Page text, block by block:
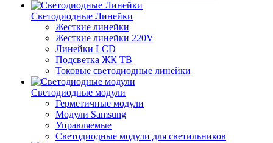
Светодиодные Линейки
Жесткие линейки
Жесткие линейки 220V
Линейки LCD
Подсветка ЖК ТВ
Токовые светодиодные линейки
Светодиодные модули
Герметичные модули
Модули Samsung
Управляемые
Светодиодные модули для светильников